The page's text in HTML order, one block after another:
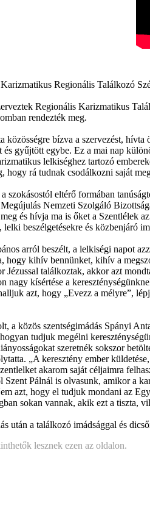
Regionális Találkozó
Regionális Karizmatikus
rendezték meg.
közösségre bízva a szervezést,
gyűjtött egybe. Ez a mai nap
lelkiséghez tartozó
hogy rá tudnak csodálkozni saját
szokásostól eltérő formában
Nemzeti Szolgáló
és hívja ma is őket a Szentlélek
lelki beszélgetésekre és közbenjáró
arról beszélt, a lelkiségi napot
hogy kihív bennünket, kihív a
Jézussal találkoztak, akkor azt
nagy kísértése a
azt, hogy „Evezz a mélyre”,
a közös szentségimádás Spányi
tudjuk megélni
szeretnék sokszor
„A keresztény ember
akarom saját céljaimra
Pálnál is olvasunk, amikor a
azt, hogy el tudjuk mondani az
sokan vannak, akik ezt a tiszta,
után a találkozó imádsággal és
lesznek ezen az oldalon.